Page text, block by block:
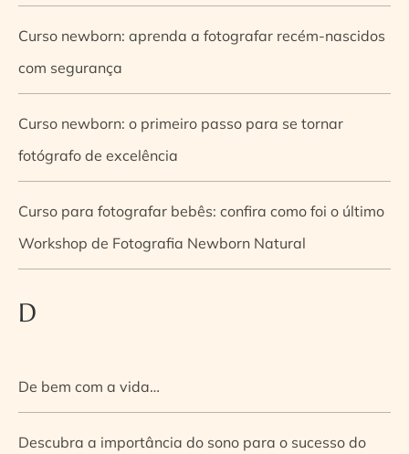
Curso newborn: aprenda a fotografar recém-nascidos
com segurança
Curso newborn: o primeiro passo para se tornar
fotógrafo de excelência
Curso para fotografar bebês: confira como foi o último
Workshop de Fotografia Newborn Natural
D
De bem com a vida…
Descubra a importância do sono para o sucesso do